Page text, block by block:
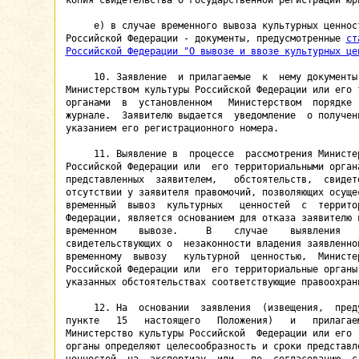
е) в случае временного вывоза культурных
Российской Федерации - документы, предусмотренные
Российской Федерации "О вывозе и ввозе культурных